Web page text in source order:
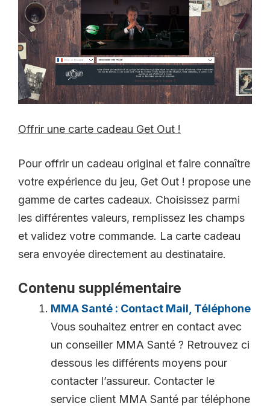
Offrir une carte cadeau Get Out !
Pour offrir un cadeau original et faire connaître
votre expérience du jeu, Get Out ! propose une
gamme de cartes cadeaux. Choisissez parmi
les différentes valeurs, remplissez les champs
et validez votre commande. La carte cadeau
sera envoyée directement au destinataire.
Contenu supplémentaire
MMA Santé : Contact Mail, Téléphone
Vous souhaitez entrer en contact avec
un conseiller MMA Santé ? Retrouvez ci
dessous les différents moyens pour
contacter l’assureur. Contacter le
service client MMA Santé par téléphone